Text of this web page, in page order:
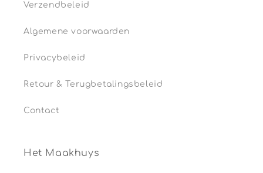
Verzendbeleid
Algemene voorwaarden
Privacybeleid
Retour & Terugbetalingsbeleid
Contact
Het Maakhuys